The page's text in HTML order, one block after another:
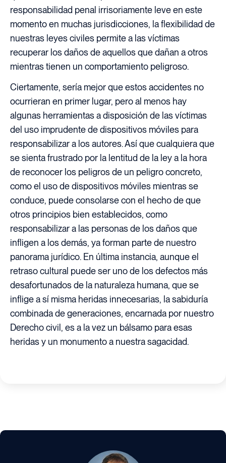
responsabilidad penal irrisoriamente leve en este
momento en muchas jurisdicciones, la flexibilidad de
nuestras leyes civiles permite a las víctimas
recuperar los daños de aquellos que dañan a otros
mientras tienen un comportamiento peligroso.
Ciertamente, sería mejor que estos accidentes no
ocurrieran en primer lugar, pero al menos hay
algunas herramientas a disposición de las víctimas
del uso imprudente de dispositivos móviles para
responsabilizar a los autores. Así que cualquiera que
se sienta frustrado por la lentitud de la ley a la hora
de reconocer los peligros de un peligro concreto,
como el uso de dispositivos móviles mientras se
conduce, puede consolarse con el hecho de que
otros principios bien establecidos, como
responsabilizar a las personas de los daños que
infligen a los demás, ya forman parte de nuestro
panorama jurídico. En última instancia, aunque el
retraso cultural puede ser uno de los defectos más
desafortunados de la naturaleza humana, que se
inflige a sí misma heridas innecesarias, la sabiduría
combinada de generaciones, encarnada por nuestro
Derecho civil, es a la vez un bálsamo para esas
heridas y un monumento a nuestra sagacidad.